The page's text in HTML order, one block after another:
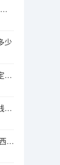
深圳海洋大学2025录取分数 中国海洋大学2025投档线
少
高考对口援疆的毕业生必须定向回新疆工作吗，能不能不会回，不回会怎样？
长沙的大学排名及录取分数线（长沙大学招生分数线）
陕西最新大学录取分数线 陕西省2025年各院校最低高考录取分数线